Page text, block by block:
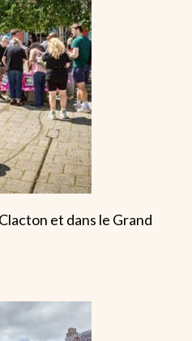
et dans le Grand